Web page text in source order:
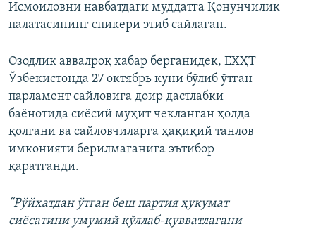
Исмоиловни навбатдаги муддатга Қонунчилик
палатасининг спикери этиб сайлаган.
Озодлик аввалроқ хабар берганидек, ЕХҲТ
Ўзбекистонда 27 октябрь куни бўлиб ўтган
парламент сайловига доир дастлабки
баёнотида сиёсий муҳит чекланган ҳолда
қолгани ва сайловчиларга ҳақиқий танлов
имконияти берилмаганига эътибор
қаратганди.
“Рўйхатдан ўтган беш партия ҳукумат
сиёсатини умумий қўллаб-қувватлагани